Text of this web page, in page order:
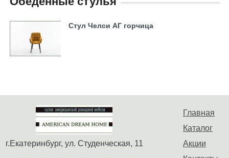
Стул Челси АГ горчица
Главная
Каталог
Акции
г.Екатеринбург, ул. Студенческая, 11